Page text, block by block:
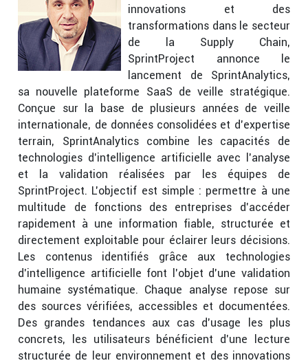
innovations et des
transformations dans le secteur
de la Supply Chain,
SprintProject annonce le
lancement de SprintAnalytics,
sa nouvelle plateforme SaaS de veille stratégique.
Conçue sur la base de plusieurs années de veille
internationale, de données consolidées et d’expertise
terrain, SprintAnalytics combine les capacités de
technologies d’intelligence artificielle avec l’analyse
et la validation réalisées par les équipes de
SprintProject. L’objectif est simple : permettre à une
multitude de fonctions des entreprises d’accéder
rapidement à une information fiable, structurée et
directement exploitable pour éclairer leurs décisions.
Les contenus identifiés grâce aux technologies
d’intelligence artificielle font l’objet d’une validation
humaine systématique. Chaque analyse repose sur
des sources vérifiées, accessibles et documentées.
Des grandes tendances aux cas d’usage les plus
concrets, les utilisateurs bénéficient d’une lecture
structurée de leur environnement et des innovations